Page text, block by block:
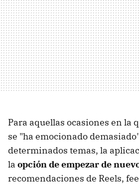
Para aquellas ocasiones en la
se "ha emocionado
determinados temas, la
la opción de empezar de
recomendaciones de Reels,